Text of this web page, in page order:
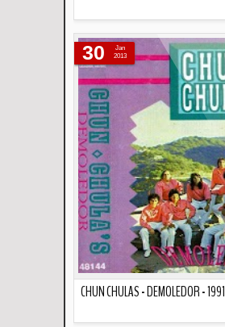
CHUN CHULAS - DEMOLEDOR - 1991
30
Jan
2013